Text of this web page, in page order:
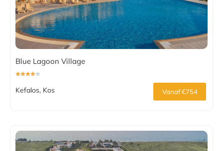
Blue Lagoon Village
Kefalos, Kos Vanaf €754